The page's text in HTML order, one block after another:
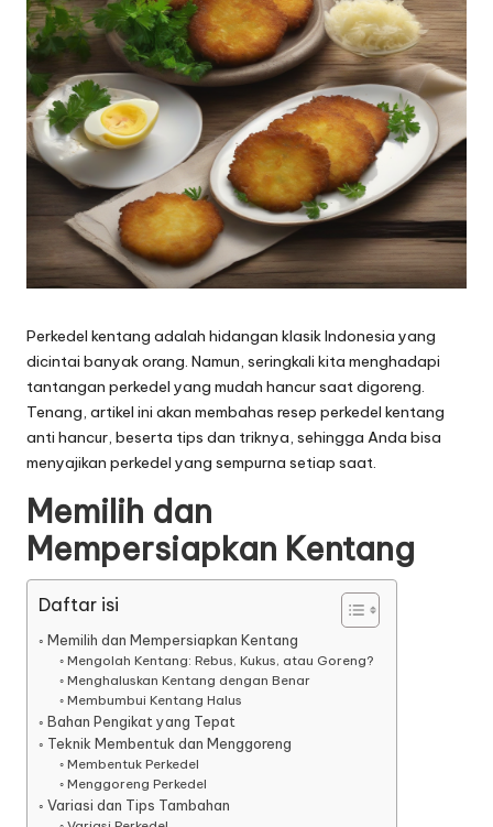
Perkedel kentang adalah hidangan klasik Indonesia yang
dicintai banyak orang. Namun, seringkali kita menghadapi
tantangan perkedel yang mudah hancur saat digoreng.
Tenang, artikel ini akan membahas resep perkedel kentang
anti hancur, beserta tips dan triknya, sehingga Anda bisa
menyajikan perkedel yang sempurna setiap saat.
Memilih dan
Mempersiapkan Kentang
Daftar isi
Memilih dan Mempersiapkan Kentang
Mengolah Kentang: Rebus, Kukus, atau Goreng?
Menghaluskan Kentang dengan Benar
Membumbui Kentang Halus
Bahan Pengikat yang Tepat
Teknik Membentuk dan Menggoreng
Membentuk Perkedel
Menggoreng Perkedel
Variasi dan Tips Tambahan